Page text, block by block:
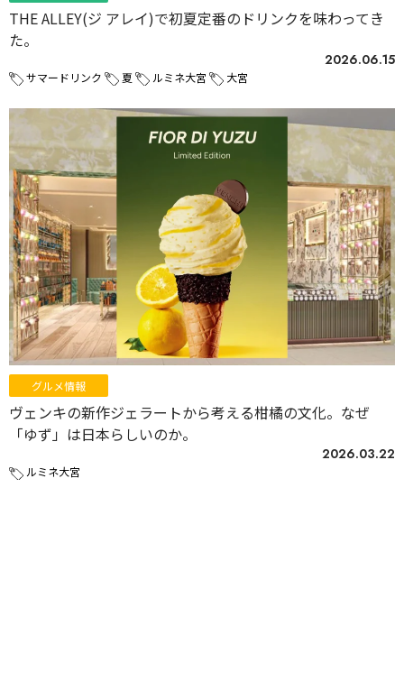
THE ALLEY(ジ アレイ)で初夏定番のドリンクを味わってき
た。
2026.06.15
サマードリンク 夏 ルミネ大宮 大宮
グルメ情報
ヴェンキの新作ジェラートから考える柑橘の文化。なぜ
「ゆず」は日本らしいのか。
2026.03.22
ルミネ大宮